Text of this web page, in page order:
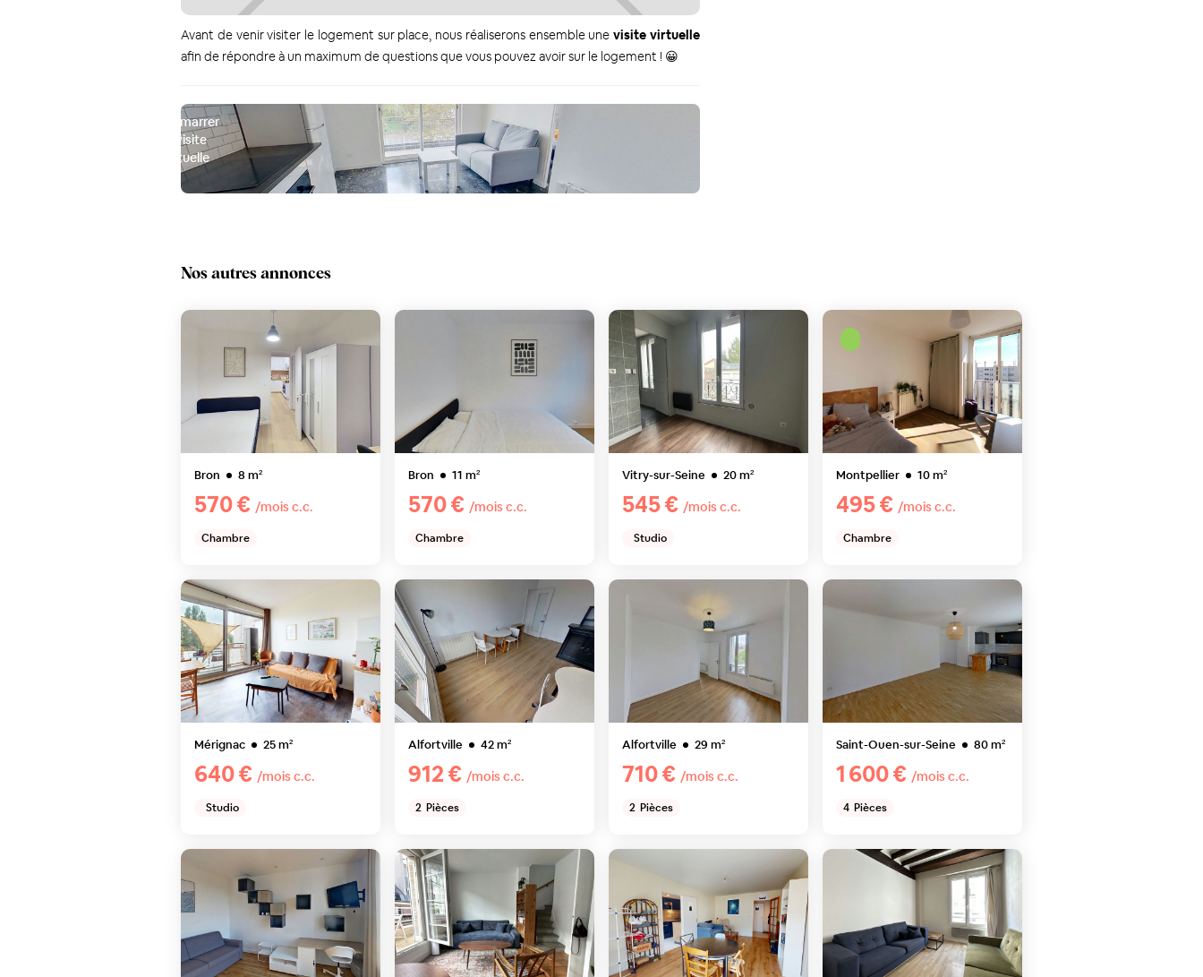
Avant de venir visiter le logement sur place, nous réaliserons ensemble unevisite virtuelle
afin de répondre à un maximum de questions que vous pouvez avoir sur le logement ! 😀
Démarrer
la visite
virtuelle
Nos autres annonces
Bron 8 m²
570 € /mois c.c.
Chambre
Bron 11 m²
570 € /mois c.c.
Chambre
Vitry-sur-Seine 20m²
545 € /mois c.c.
Studio
Montpellier 10m²
495 € /mois c.c.
Chambre
Mérignac 25m²
640 € /mois c.c.
Studio
Alfortville 42m²
912 € /mois c.c.
2 Pièces
Alfortville 29 m²
710 € /mois c.c.
2 Pièces
Saint-Ouen-sur-Seine 80m²
1 600 € /mois c.c.
4 Pièces